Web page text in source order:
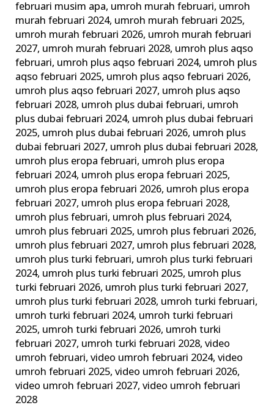
februari musim apa, umroh murah februari, umroh
murah februari 2024, umroh murah februari 2025,
umroh murah februari 2026, umroh murah februari
2027, umroh murah februari 2028, umroh plus aqso
februari, umroh plus aqso februari 2024, umroh plus
aqso februari 2025, umroh plus aqso februari 2026,
umroh plus aqso februari 2027, umroh plus aqso
februari 2028, umroh plus dubai februari, umroh
plus dubai februari 2024, umroh plus dubai februari
2025, umroh plus dubai februari 2026, umroh plus
dubai februari 2027, umroh plus dubai februari 2028,
umroh plus eropa februari, umroh plus eropa
februari 2024, umroh plus eropa februari 2025,
umroh plus eropa februari 2026, umroh plus eropa
februari 2027, umroh plus eropa februari 2028,
umroh plus februari, umroh plus februari 2024,
umroh plus februari 2025, umroh plus februari 2026,
umroh plus februari 2027, umroh plus februari 2028,
umroh plus turki februari, umroh plus turki februari
2024, umroh plus turki februari 2025, umroh plus
turki februari 2026, umroh plus turki februari 2027,
umroh plus turki februari 2028, umroh turki februari,
umroh turki februari 2024, umroh turki februari
2025, umroh turki februari 2026, umroh turki
februari 2027, umroh turki februari 2028,video
umroh februari,video umroh februari 2024,video
umroh februari 2025,video umroh februari 2026,
video umroh februari 2027,video umroh februari
2028